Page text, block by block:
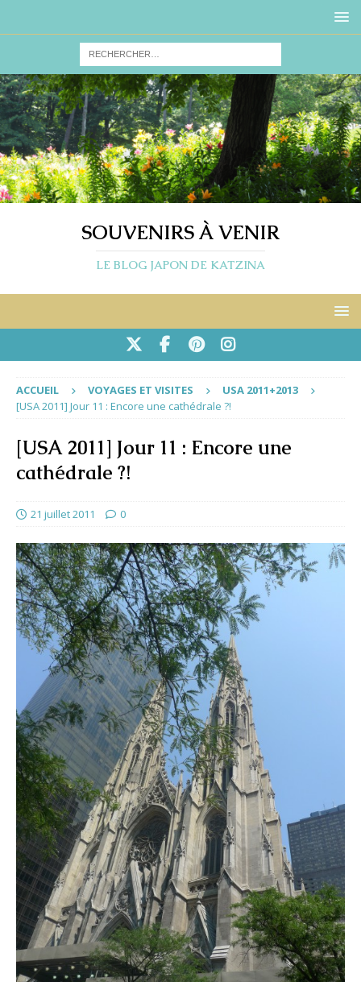
SOUVENIRS À VENIR
LE BLOG JAPON DE KATZINA
ACCUEIL VOYAGES ET VISITES
USA 2011+2013
[USA 2011] Jour 11 : Encore une cathédrale ?!
[USA 2011] Jour 11 : Encore une
cathédrale ?!
21 juillet 2011 0